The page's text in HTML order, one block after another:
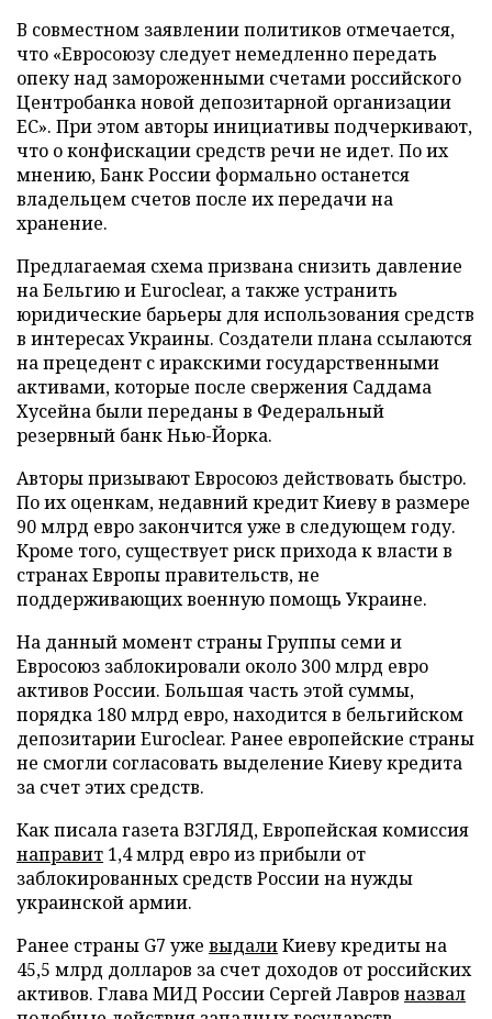
В совместном заявлении политиков отмечается,
что «Евросоюзу следует немедленно передать
опеку над замороженными счетами российского
Центробанка новой депозитарной организации
ЕС». При этом авторы инициативы подчеркивают,
что о конфискации средств речи не идет. По их
мнению, Банк России формально останется
владельцем счетов после их передачи на
хранение.
Предлагаемая схема призвана снизить давление
на Бельгию и Euroclear, а также устранить
юридические барьеры для использования средств
в интересах Украины. Создатели плана ссылаются
на прецедент с иракскими государственными
активами, которые после свержения Саддама
Хусейна были переданы в Федеральный
резервный банк Нью-Йорка.
Авторы призывают Евросоюз действовать быстро.
По их оценкам, недавний кредит Киеву в размере
90 млрд евро закончится уже в следующем году.
Кроме того, существует риск прихода к власти в
странах Европы правительств, не
поддерживающих военную помощь Украине.
На данный момент страны Группы семи и
Евросоюз заблокировали около 300 млрд евро
активов России. Большая часть этой суммы,
порядка 180 млрд евро, находится в бельгийском
депозитарии Euroclear. Ранее европейские страны
не смогли согласовать выделение Киеву кредита
за счет этих средств.
Как писала газета ВЗГЛЯД, Европейская комиссия
направит 1,4 млрд евро из прибыли от
заблокированных средств России на нужды
украинской армии.
Ранее страны G7 уже выдалиКиеву кредиты на
45,5 млрд долларов за счет доходов от российских
активов. Глава МИД России Сергей Лавров назвал